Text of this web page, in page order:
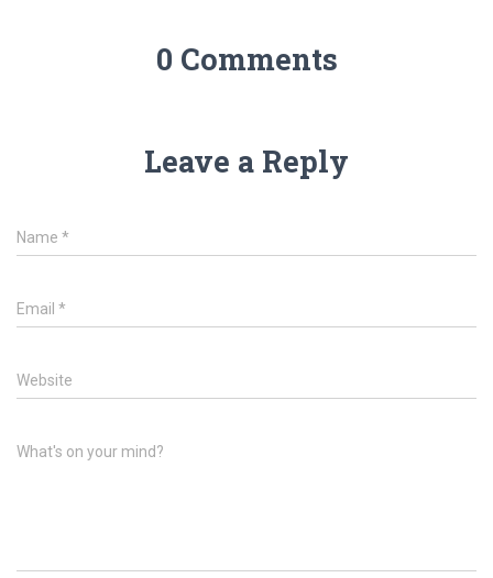
0 Comments
Leave a Reply
Name *
Email *
Website
What's on your mind?